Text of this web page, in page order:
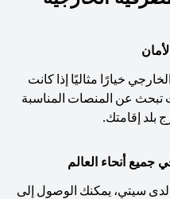
خيارًا مثاليًا إذا كانت
تبحث عن المنصات المناسبة
بلد إقامتك.
جميع أنحاء العالم
سيتي، يمكنك الوصول إلى